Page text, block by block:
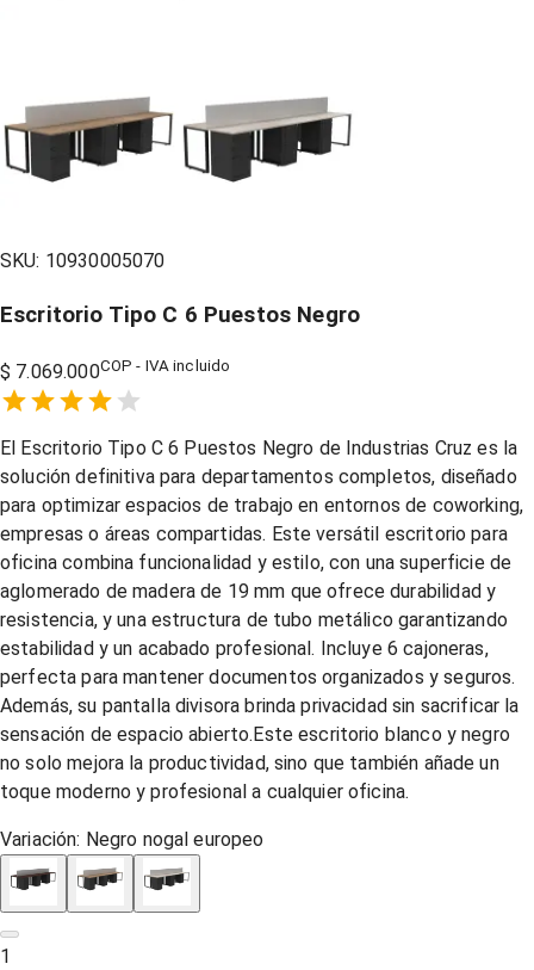
SKU: 10930005070
Escritorio Tipo C 6 Puestos Negro
$ 7.069.000COP - IVA incluido
1 Star,
2 Stars,
3 Stars,
4 Stars,
5 Stars,
El Escritorio Tipo C 6 Puestos Negro de Industrias Cruz es la
solución definitiva para departamentos completos, diseñado
para optimizar espacios de trabajo en entornos de coworking,
empresas o áreas compartidas. Este versátil escritorio para
oficina combina funcionalidad y estilo, con una superficie de
aglomerado de madera de 19 mm que ofrece durabilidad y
resistencia, y una estructura de tubo metálico garantizando
estabilidad y un acabado profesional. Incluye 6 cajoneras,
perfecta para mantener documentos organizados y seguros.
Además, su pantalla divisora brinda privacidad sin sacrificar la
sensación de espacio abierto.Este escritorio blanco y negro
no solo mejora la productividad, sino que también añade un
toque moderno y profesional a cualquier oficina.
Variación: Negro nogal europeo
1